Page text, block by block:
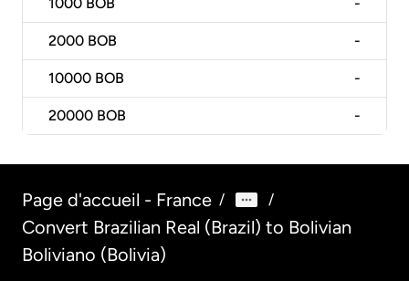
1000 BOB -
2000 BOB -
10000 BOB -
20000 BOB -
Page d'accueil - France / /
Convert Brazilian Real (Brazil) to Bolivian
Boliviano (Bolivia)